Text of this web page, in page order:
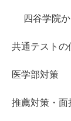
四谷学院
共通テストの
医学部対策
推薦対策・面